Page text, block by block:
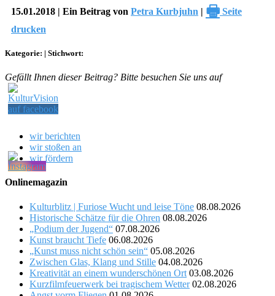
15.01.2018 | Ein Beitrag von Petra Kurbjuhn | 🖶 Seite
drucken
Kategorie: | Stichwort:
Gefällt Ihnen dieser Beitrag? Bitte besuchen Sie uns auf
wir berichten
wir stoßen an
wir fördern
Onlinemagazin
Kulturblitz | Furiose Wucht und leise Töne 08.08.2026
Historische Schätze für die Ohren 08.08.2026
„Podium der Jugend“ 07.08.2026
Kunst braucht Tiefe 06.08.2026
„Kunst muss nicht schön sein“ 05.08.2026
Zwischen Glas, Klang und Stille 04.08.2026
Kreativität an einem wunderschönen Ort 03.08.2026
Kurzfilmfeuerwerk bei tragischem Wetter 02.08.2026